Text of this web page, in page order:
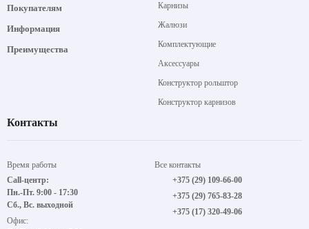
Покупателям
Информация
Преимущества
Карнизы
Жалюзи
Комплектующие
Аксессуары
Конструктор рольштор
Конструктор карнизов
Контакты
Время работы
Call-центр:
Пн.-Пт. 9:00 - 17:30
Сб., Вс. выходной
Офис:
Все контакты
+375 (29) 109-66-00
+375 (29) 765-83-28
+375 (17) 320-49-06